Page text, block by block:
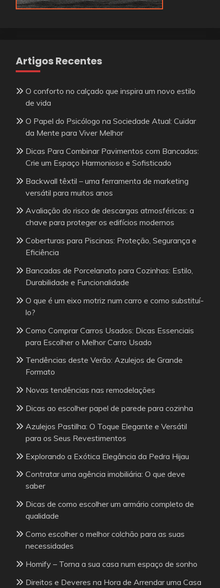
Artigos Recentes
O conforto no calçado que inspira um novo estilo
de vida
O Papel do Psicólogo na Sociedade Atual: Cuidar
da Mente para Viver Melhor
Dicas Para Combinar Pavimentos com Bancadas:
Crie um Espaço Harmonioso e Sofisticado
Backwall têxtil – uma ferramenta de marketing
versátil para muitos anos
Avaliação do risco de descargas atmosféricas: a
chave para proteger os edifícios modernos
Coberturas para Piscinas: Proteção, Segurança e
Eficiência
Bancadas de Porcelanato para Cozinhas: Estilo,
Durabilidade e Funcionalidade
O que é um eixo motriz num carro e como substituí-
lo?
Como Comprar Carros Usados: Dicas Essenciais
para Escolher o Melhor Carro Usado
Tendências deste Verão: Azulejos de Grande
Formato
Novas tendências nas remodelações
Dicas ao escolher papel de parede para cozinha
Azulejos Pastilha: O Toque Elegante e Versátil
para os Seus Revestimentos
Explorando a Exótica Elegância da Pedra Hijau
Contratar uma agência imobiliária: O que deve
saber
Dicas de como escolher um armário completo de
qualidade
Como escolher o melhor colchão para as suas
necessidades
Homify – Torna a sua casa num espaço de sonho
Direitos e Deveres na Hora de Arrendar uma Casa